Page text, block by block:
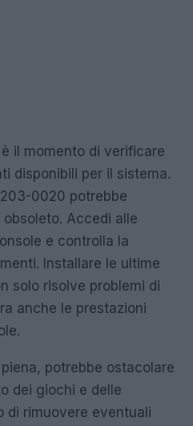
il momento di verificare
disponibili per il sistema.
0020 potrebbe
Accedi alle
e controlla la
Installare le ultime
solo risolve problemi di
anche le prestazioni
potrebbe ostacolare
dei giochi e delle
di rimuovere eventuali